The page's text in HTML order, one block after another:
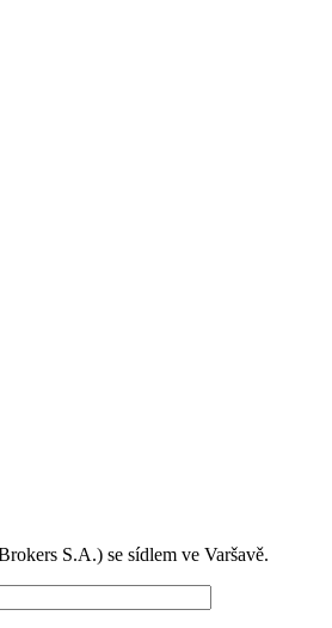
S.A.) se sídlem ve Varšavě.